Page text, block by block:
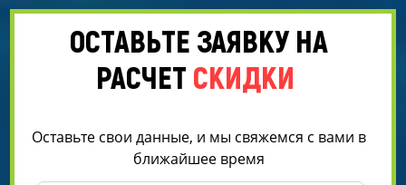
ОСТАВЬТЕ ЗАЯВКУ НА
РАСЧЕТ СКИДКИ
Оставьте свои данные, и мы свяжемся с вами в
ближайшее время